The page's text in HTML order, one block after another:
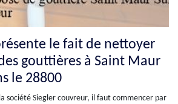
le fait de nettoyer
gouttières à Saint Maur
le 28800
société Siegler couvreur, il faut commencer par